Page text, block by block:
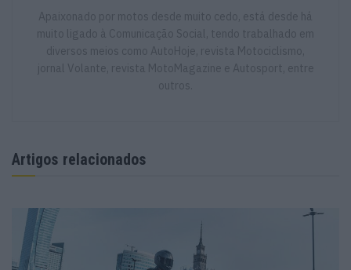
Apaixonado por motos desde muito cedo, está desde há
muito ligado à Comunicação Social, tendo trabalhado em
diversos meios como AutoHoje, revista Motociclismo,
jornal Volante, revista MotoMagazine e Autosport, entre
outros.
Artigos relacionados
POR PAULO ARAÚJO 2 SETEMBRO, 2025